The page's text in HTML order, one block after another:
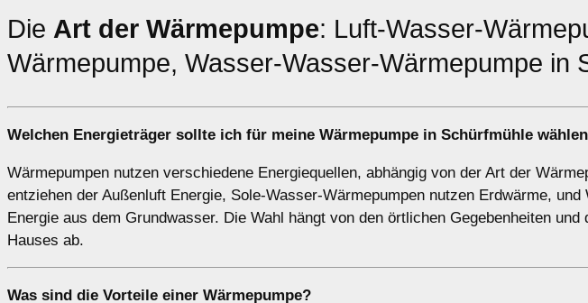
Die Art der Wärmepumpe: Luft-Wasser-
Wärmepumpe, Wasser-Wasser-Wärmepumpe in
Welchen Energieträger sollte ich für meine Wärmepumpe in Schürfmühle
Wärmepumpen nutzen verschiedene Energiequellen, abhängig von der Art der
entziehen der Außenluft Energie, Sole-Wasser-Wärmepumpen nutzen Erdwärme,
Energie aus dem Grundwasser. Die Wahl hängt von den örtlichen Gegebenheiten
Hauses ab.
Was sind die Vorteile einer Wärmepumpe?